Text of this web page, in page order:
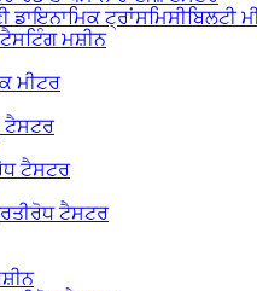
ਡਾਇਨਾਮਿਕ ਟ੍ਰਾਂਸਮਿਸੀਬਿਲਟੀ
ਮਸ਼ੀਨ
ਮੀਟਰ
ਟੈਸਟਰ
ਟੈਸਟਰ
ਟੈਸਟਰ